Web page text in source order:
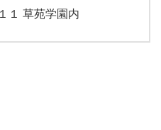
１ 草苑学園内